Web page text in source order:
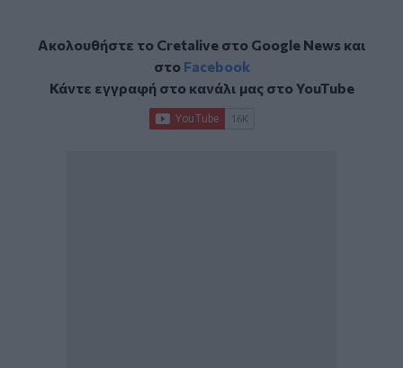
Ακολουθήστε το Cretalive στο Google Newsκαι
στο Facebook
Κάντε εγγραφή στο κανάλι μας στοYouTube